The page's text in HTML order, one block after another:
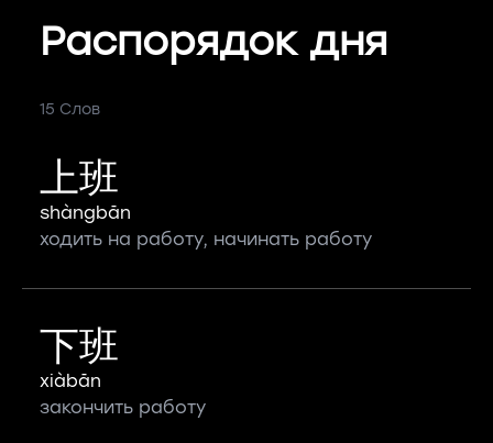
Распорядок дня
15 Слов
上班
shàngbān
ходить на работу, начинать работу
下班
xiàbān
закончить работу